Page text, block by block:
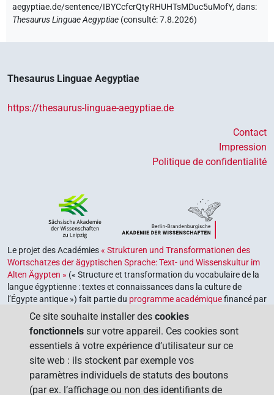
aegyptiae.de/sentence/IBYCcfcrQtyRHUHTsMDuc5uMofY,dans:
Thesaurus Linguae Aegyptiae (consulté:7.8.2026)
Thesaurus Linguae Aegyptiae
https://thesaurus-linguae-aegyptiae.de
Contact
Impression
Politique de confidentialité
Le projet des Académies« Strukturen und Transformationen des
Wortschatzes der ägyptischen Sprache: Text- und Wissenskultur im
Alten Ägypten » (« Structure et transformation du vocabulaire de la
langue égyptienne : textes et connaissances dans la culture de
l’Égypte antique ») fait partie du programme académiquefinancé par
le gouvernement fédéral et les gouvernements des Länder de la
retrouver et explorer notre héritage culturel. Le programme est
coordonné par l’Union des académies allemandes des sciences et
des lettres .
Ce site souhaite installer des cookies
fonctionnels sur votre appareil. Ces cookies sont
essentiels à votre expérience d’utilisateur sur ce
site web : ils stockent par exemple vos
paramètres individuels de statuts des boutons
(par ex. l’affichage ou non des identifiants de